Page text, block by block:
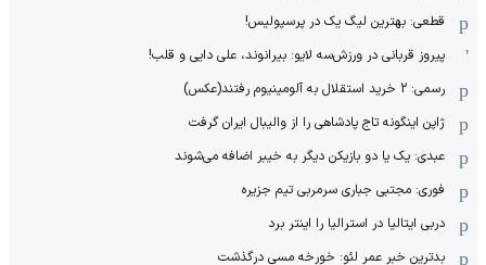
قطعی: بهترین لیگ یک در پرسپولیس!
پیروز قربانی در ورزش‌سه لایو: بیرانوند، علی دایی و قلب!
رسمی: 2 خرید استقلال به آلومینیوم رفتند(عکس)
ژاپن اینگونه تاج پادشاهی را از والیبال ایران گرفت
عبدی: یک یا دو بازیکن دیگر به خیبر اضافه می‌شوند
فوری: مجتبی جباری سرمربی تیم جزیره
دربی ایتالیا در استرالیا را اینتر برد
بدترین خبر عمر لئو: خورخه مسی درگذشت